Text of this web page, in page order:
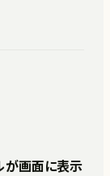
が画面に表示